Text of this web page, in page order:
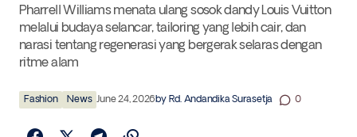
Pharrell Williams menata ulang sosok dandy Louis Vuitton
melalui budaya selancar, tailoring yang lebih cair, dan
narasi tentang regenerasi yang bergerak selaras dengan
ritme alam
Fashion News June 24, 2026by Rd. Andandika Surasetja 0